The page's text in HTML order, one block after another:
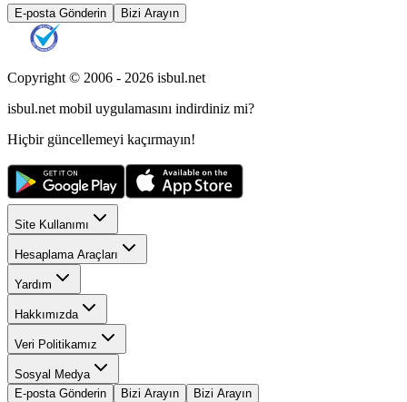
E-posta Gönderin Bizi Arayın
Copyright © 2006 - 2026 isbul.net
isbul.net mobil uygulamasını indirdiniz mi?
Hiçbir güncellemeyi kaçırmayın!
Site Kullanımı
Hesaplama Araçları
Yardım
Hakkımızda
Veri Politikamız
Sosyal Medya
E-posta Gönderin
Bizi Arayın Bizi Arayın